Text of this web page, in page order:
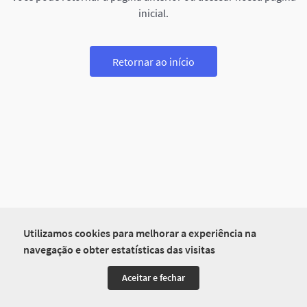
Utilizamos cookies para melhorar a experiência na
navegação e obter estatísticas das visitas
Aceitar e fechar
inicial.
Retornar ao início